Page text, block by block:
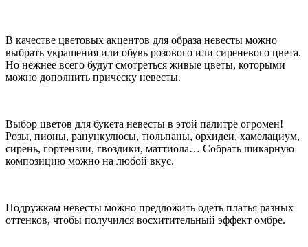
В качестве цветовых акцентов для образа невесты можно
выбрать украшения или обувь розового или сиреневого цвета.
Но нежнее всего будут смотреться живые цветы, которыми
можно дополнить прическу невесты.
Выбор цветов для букета невесты в этой палитре огромен!
Розы, пионы, ранункулюсы, тюльпаны, орхидеи, хамелациум,
сирень, гортензии, гвоздики, маттиола… Собрать шикарную
композицию можно на любой вкус.
Подружкам невесты можно предложить одеть платья разных
оттенков, чтобы получился восхитительный эффект омбре.